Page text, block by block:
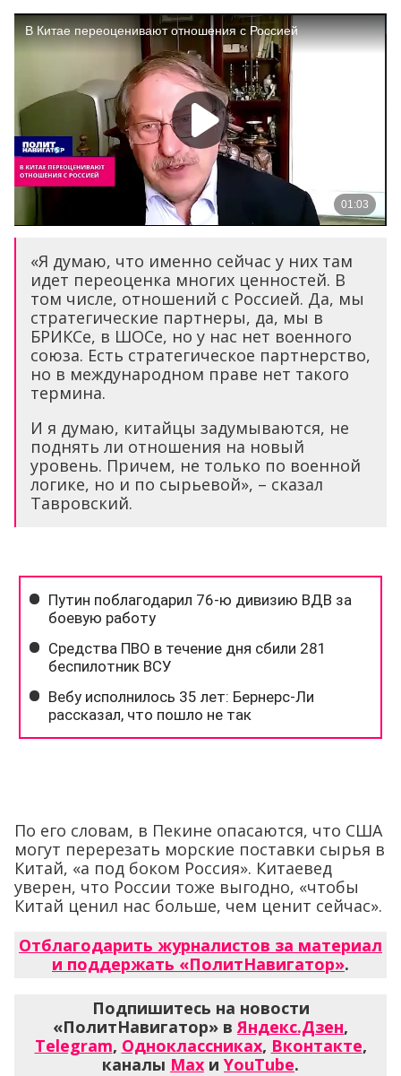
«Я думаю, что именно сейчас у них там
идет переоценка многих ценностей. В
том числе, отношений с Россией. Да, мы
стратегические партнеры, да, мы в
БРИКСе, в ШОСе, но у нас нет военного
союза. Есть стратегическое партнерство,
но в международном праве нет такого
термина.
И я думаю, китайцы задумываются, не
поднять ли отношения на новый
уровень. Причем, не только по военной
логике, но и по сырьевой», – сказал
Тавровский.
По его словам, в Пекине опасаются, что США
могут перерезать морские поставки сырья в
Китай, «а под боком Россия». Китаевед
уверен, что России тоже выгодно, «чтобы
Китай ценил нас больше, чем ценит сейчас».
Отблагодарить журналистов за материал
и поддержать «ПолитНавигатор».
Подпишитесь на новости
«ПолитНавигатор» в Яндекс.Дзен,
Telegram, Одноклассниках, Вконтакте,
каналы Max и YouTube.